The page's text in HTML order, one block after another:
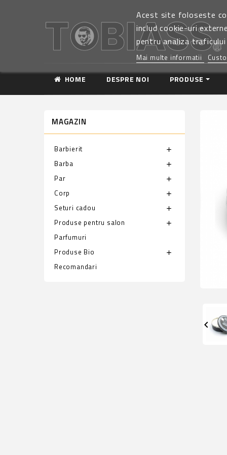
Acest site foloseste
includ cookie-uri
pentru analiza
Mai multe informatii
HOME DESPRE NOI PRODUSE
MAGAZIN
Barbierit add
Barba add
Par add
Corp add
Seturi cadou add
Produse pentru salon add
Parfumuri
Produse Bio
add
Recomandari
